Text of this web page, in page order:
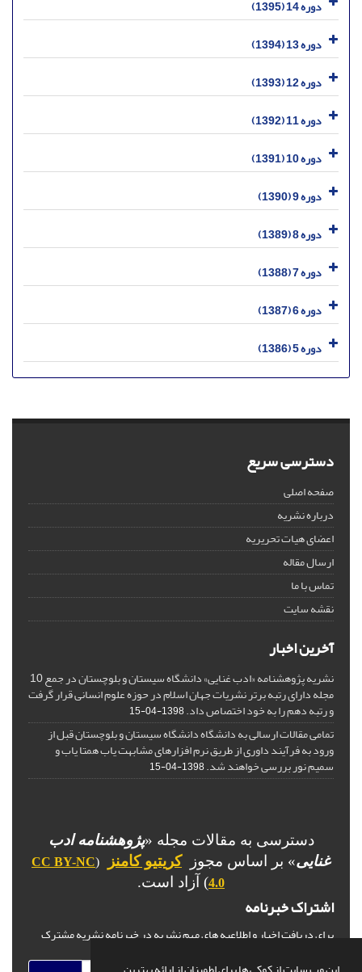
دوره 14 (1395)
دوره 13 (1394)
دوره 12 (1393)
دوره 11 (1392)
دوره 10 (1391)
دوره 9 (1390)
دوره 8 (1389)
دوره 7 (1388)
دوره 6 (1387)
دوره 5 (1386)
دسترسی سریع
صفحه اصلی
درباره نشریه
اعضای هیات تحریریه
ارسال مقاله
تماس با ما
نقشه سایت
آخرین اخبار
نشریه پژوهشنامه «ادب غنایی» دانشگاه سیستان و بلوچستان در جمع 10
مجله دارای رتبه برتر نشریات جهان اسلام در حوزه علوم انسانی قرار گرفت
و رتبه دهم را به خود اختصاص داد.1398-04-15
تمامی مقالات ارسالی به دانشگاه دانشگاه سیستان و بلوچستان قبل از
ورود به فرآیند داوری از طریق نرم افزارهای مشابهت یاب همتا یاب و
سمیم نور بررسی خواهند شد.1398-04-15
دسترسی به مقالات مجله «پژوهشنامه ادب
غنایی» بر اساس مجوزکریتیو کامنز (
CC BY-NC
4.0) آزاد است.
اشتراک خبرنامه
برای دریافت اخبار و اطلاعیه های مهم نشریه در خبرنامه نشریه مشترک